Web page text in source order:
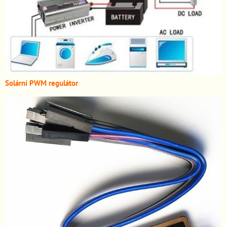
Solární PWM regulátor